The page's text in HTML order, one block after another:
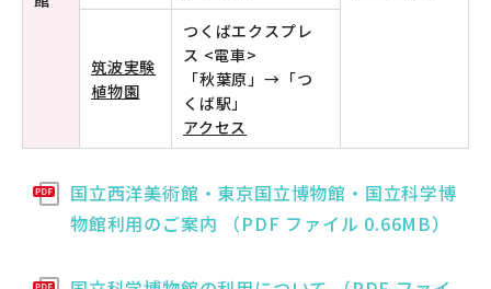
筑波実験
植物園
つくばエクスプレ
ス <電車>
「秋葉原」→「つ
くば駅」
アクセス
国立西洋美術館・東京国立博物館・国立科学博
物館利用のご案内 （PDF ファイル 0.66MB）